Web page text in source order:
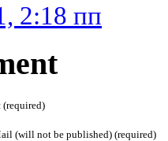
2:18 пп
(will not be published) (required)